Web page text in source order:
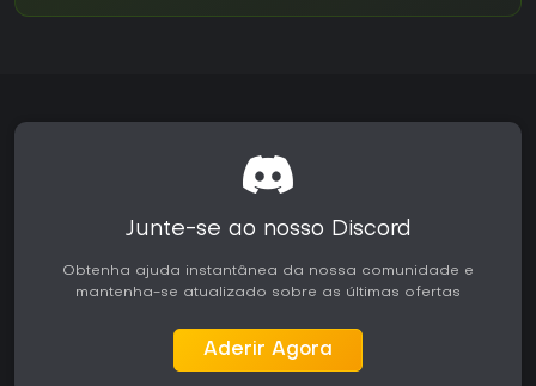
Junte-se ao nosso Discord
Obtenha ajuda instantânea da nossa comunidade e
mantenha-se atualizado sobre as últimas ofertas
Aderir Agora